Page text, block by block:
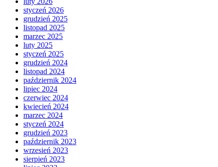
styczeń 2026
grudzień 2025
listopad 2025
marzec 2025
luty 2025
styczeń 2025
grudzień 2024
listopad 2024
październik 2024
lipiec 2024
czerwiec 2024
kwiecień 2024
marzec 2024
styczeń 2024
grudzień 2023
październik 2023
wrzesień 2023
sierpień 2023